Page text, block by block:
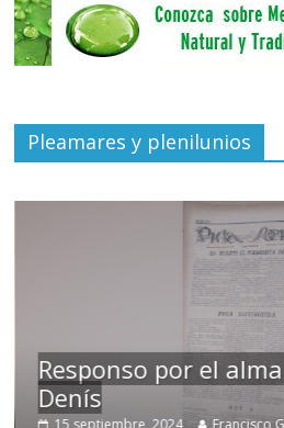
Pleamares y plenilunios
Responso por el
Denís